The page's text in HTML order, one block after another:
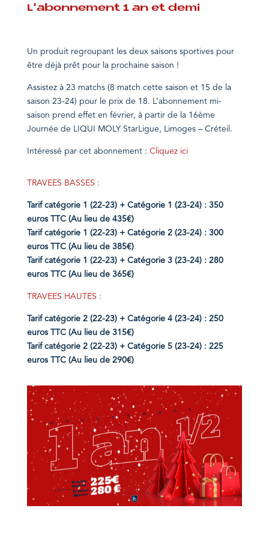
L’abonnement 1 an et demi
Un produit regroupant les deux saisons sportives pour
être déjà prêt pour la prochaine saison !
Assistez à 23 matchs (8 match cette saison et 15 de la
saison 23-24) pour le prix de 18. L’abonnement mi-
saison prend effet en février, à partir de la 16ème
Journée de LIQUI MOLY StarLigue, Limoges – Créteil.
Intéressé par cet abonnement : Cliquez ici
TRAVEES BASSES :
Tarif catégorie 1 (22-23) + Catégorie 1 (23-24) : 350
euros TTC (Au lieu de 435€)
Tarif catégorie 1 (22-23) + Catégorie 2 (23-24) : 300
euros TTC (Au lieu de 385€)
Tarif catégorie 1 (22-23) + Catégorie 3 (23-24) : 280
euros TTC (Au lieu de 365€)
TRAVEES HAUTES :
Tarif catégorie 2 (22-23) + Catégorie 4 (23-24) : 250
euros TTC (Au lieu de 315€)
Tarif catégorie 2 (22-23) + Catégorie 5 (23-24) : 225
euros TTC (Au lieu de 290€)